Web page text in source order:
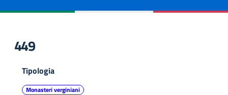
449
Tipologia
Monasteri verginiani